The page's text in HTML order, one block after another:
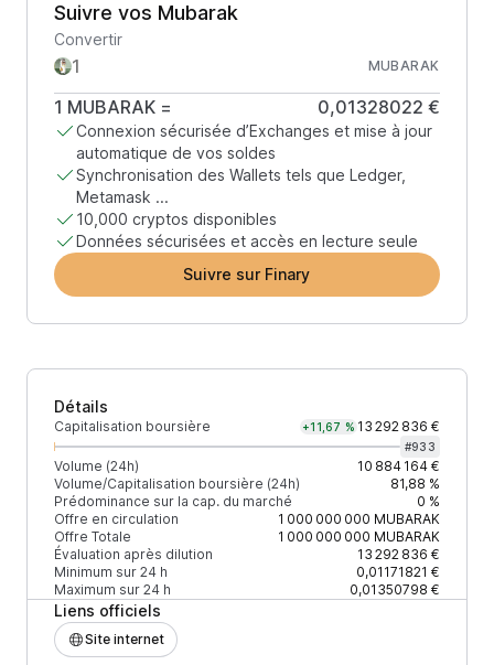
Suivre vos Mubarak
Convertir
MUBARAK
1 MUBARAK = 0,01328022 €
Connexion sécurisée d’Exchanges et mise à jour
automatique de vos soldes
Synchronisation des Wallets tels que Ledger,
Metamask ...
10,000 cryptos disponibles
Données sécurisées et accès en lecture seule
Suivre sur Finary
Détails
Capitalisation boursière +11,67 % 13 292 836 €
#933
Volume (24h)
10 884 164 €
Volume/Capitalisation boursière (24h)
81,88 %
Prédominance sur la cap. du marché
0 %
Offre en circulation
1 000 000 000 MUBARAK
Offre Totale
1 000 000 000 MUBARAK
Évaluation après dilution
13 292 836 €
Minimum sur 24 h
0,01171821 €
Maximum sur 24 h
0,01350798 €
Liens officiels
Site internet